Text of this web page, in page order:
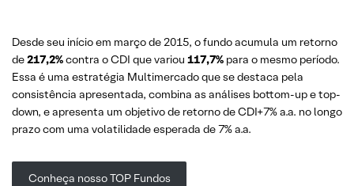
Desde seu início em março de 2015, o fundo acumula um retorno
de217,2%contra o CDI que variou 117,7% para o mesmo período.
Essa é uma estratégia Multimercado que se destaca pela
consistência apresentada, combina as análises bottom-up e top-
down, e apresenta um objetivo de retorno de CDI+7% a.a. no longo
prazo com uma volatilidade esperada de 7% a.a.
Conheça nosso TOP Fundos